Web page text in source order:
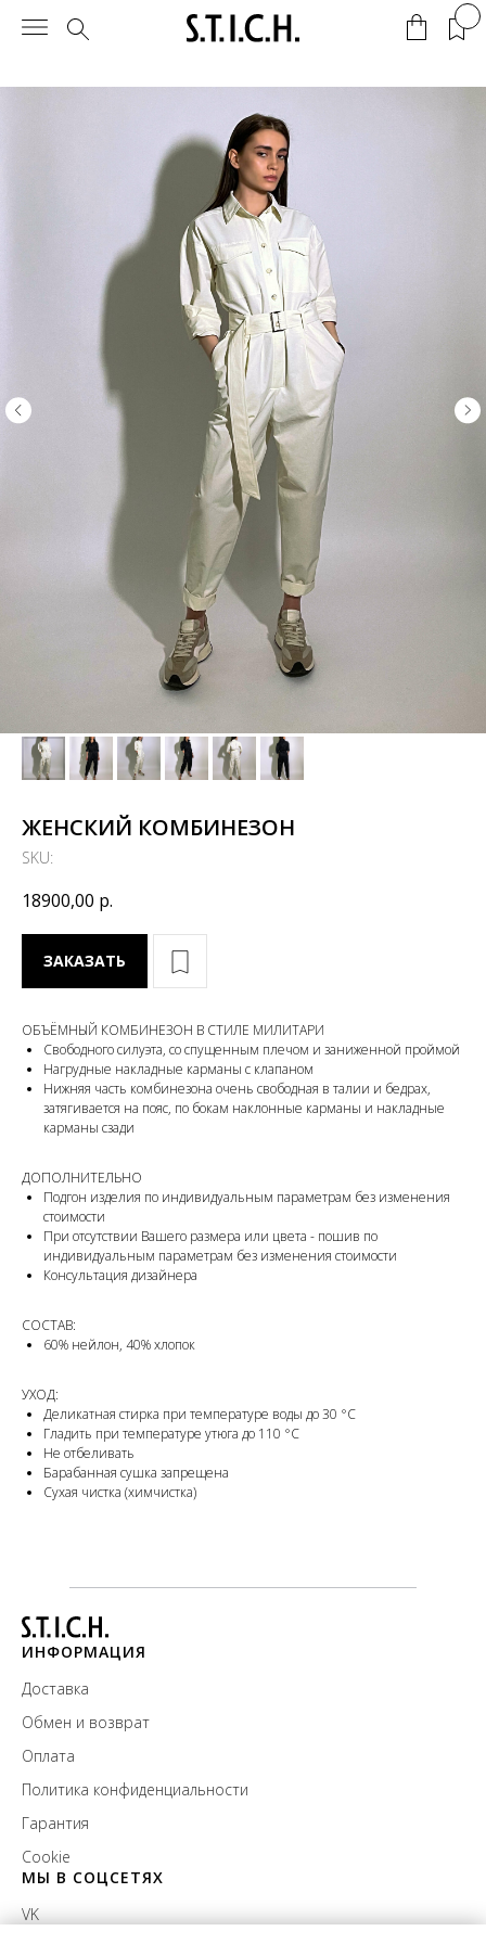
ЖЕНСКИЙ КОМБИНЕЗОН
SKU:
18900,00 р.
ЗАКАЗАТЬ
ОБЪЁМНЫЙ КОМБИНЕЗОН В СТИЛЕ МИЛИТАРИ
Свободного силуэта, со спущенным плечом и заниженной проймой
Нагрудные накладные карманы с клапаном
Нижняя часть комбинезона очень свободная в талии и бедрах,
затягивается на пояс, по бокам наклонные карманы и накладные
карманы сзади
ДОПОЛНИТЕЛЬНО
Подгон изделия по индивидуальным параметрам без изменения
стоимости
При отсутствии Вашего размера или цвета - пошив по
индивидуальным параметрам без изменения стоимости
Консультация дизайнера
СОСТАВ:
60% нейлон, 40% хлопок
УХОД:
Деликатная стирка при температуре воды до 30 °C
Гладить при температуре утюга до 110 °C
Не отбеливать
Барабанная сушка запрещена
Сухая чистка (химчистка)
ИНФОРМАЦИЯ
Доставка
Обмен и возврат
Оплата
Политика конфиденциальности
Гарантия
Cookie
МЫ В СОЦСЕТЯХ
VK